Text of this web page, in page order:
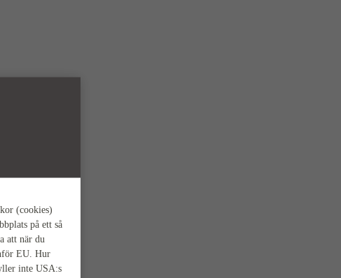
(cookies)
på ett så
att när du
EU. Hur
inte USA:s